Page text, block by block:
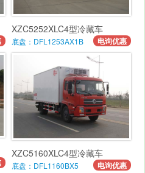
XZC5252XLC4型冷藏车
底盘：DFL1253AX1B 电询优惠
XZC5160XLC4型冷藏车
底盘：DFL1160BX5 电询优惠